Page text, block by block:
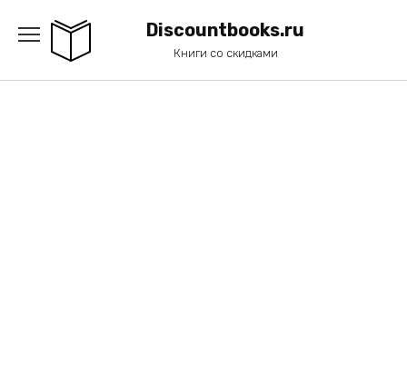
содержанию
Discountbooks.ru
Книги со скидками